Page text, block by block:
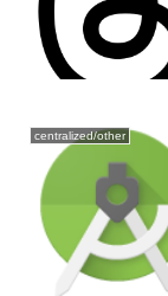
centralized/other